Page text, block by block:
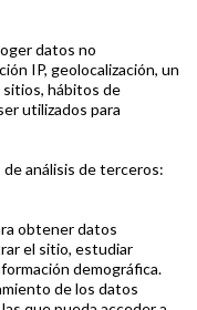
datos no
IP, geolocalización, un
hábitos de
utilizados para
análisis de terceros:
obtener datos
el sitio, estudiar
demográfica.
de los datos